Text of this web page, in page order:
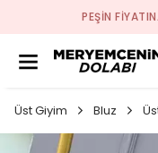
PEŞİN
Üst Giyim Bluz